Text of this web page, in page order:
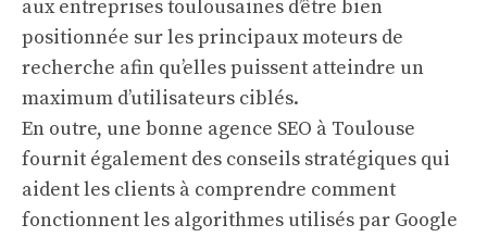
aux entreprises toulousaines d’être bien
positionnée sur les principaux moteurs de
recherche afin qu’elles puissent atteindre un
maximum d’utilisateurs ciblés.
En outre, une bonne agence SEO à Toulouse
fournit également des conseils stratégiques qui
aident les clients à comprendre comment
fonctionnent les algorithmes utilisés par Google